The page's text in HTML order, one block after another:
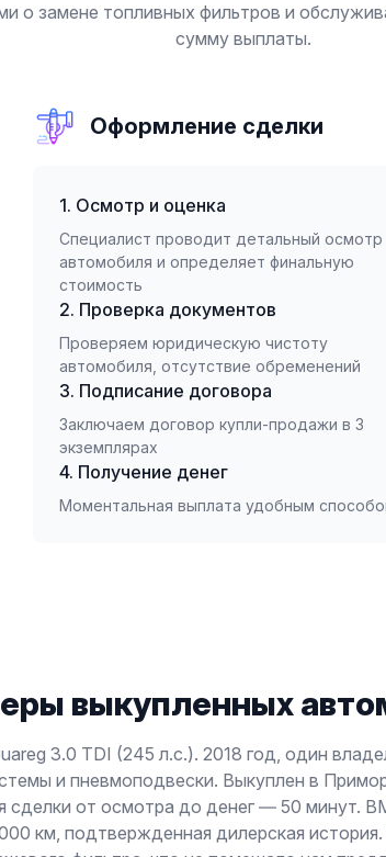
о замене топливных фильтров и
сумму выплаты.
Оформление сделки
1. Осмотр и оценка
Специалист проводит детальный осмотр
автомобиля и определяет финальную
стоимость
2. Проверка документов
Проверяем юридическую чистоту
автомобиля, отсутствие обременений
3. Подписание договора
Заключаем договор купли-продажи в 3
экземплярах
4. Получение денег
Моментальная выплата удобным
выкупленных
3.0 TDI (245 л.с.). 2018 год, один
и пневмоподвески. Выкуплен в
сделки от осмотра до денег — 50 минут.
км, подтвержденная дилерская